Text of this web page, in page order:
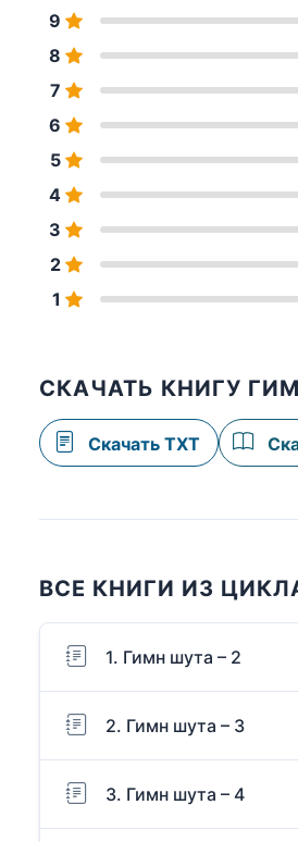
9
8
7
6
5
4
3
2
1
СКАЧАТЬ КНИГУ
Скачать TXT
ВСЕ КНИГИ ИЗ
1. Гимн шута – 2
2. Гимн шута – 3
3. Гимн шута – 4